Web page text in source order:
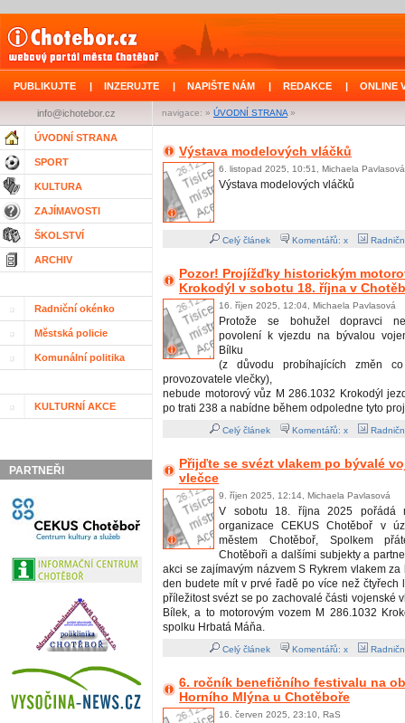
PUBLIKUJTE | INZERUJTE | NAPIŠTE NÁM | REDAKCE | ONLINE
navigace: » ÚVODNÍ STRANA »
info@ichotebor.cz
ÚVODNÍ STRANA
SPORT
KULTURA
ZAJÍMAVOSTI
ŠKOLSTVÍ
ARCHIV
Radniční okénko
Městská policie
Komunální politika
KULTURNÍ AKCE
PARTNEŘI
Výstava modelových vláčků
6. listopad 2025, 10:51, Michaela Pavlasová
Výstava modelových vláčků
Celý článek Komentářů: x
Pozor! Projížďky historickým
Krokodýl v sobotu 18. října v
16. říjen 2025, 12:04, Michaela Pavlasová
Protože se bohužel dopravci
povolení k vjezdu na bývalou
Bílku
(z důvodu probíhajících změn
provozovatele vlečky),
nebude motorový vůz M 286.1032 Krokodýl
po trati 238 a nabídne během odpoledne tyto
Celý článek Komentářů: x
Přijďte se svézt vlakem po bývalé
vlečce
9. říjen 2025, 12:14, Michaela Pavlasová
V sobotu 18. října 2025 pořádá
organizace CEKUS Chotěboř v
městem Chotěboř, Spolkem
Chotěboři a dalšími subjekty a
akci se zajímavým názvem S Rykrem vlakem za
den budete mít v prvé řadě po více než čtyřech
příležitost svézt se po zachovalé části vojenské
Bílek, a to motorovým vozem M 286.1032
spolku Hrbatá Máňa.
Celý článek Komentářů: x
6. ročník benefičního festivalu na
Horního Mlýna u Chotěboře
16. červen 2025, 23:10, RaS